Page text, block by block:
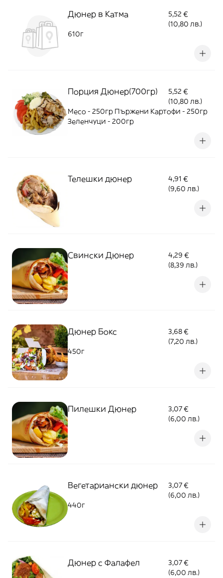
Дюнер в Катма
5,52 €
(10,80 лв.)
610г
Порция Дюнер(700гр)
5,52 €
(10,80 лв.)
Месо - 250гр Пържени Картофи - 250гр
Зеленчуци - 200гр
Телешки дюнер
4,91 €
(9,60 лв.)
Свински Дюнер
4,29 €
(8,39 лв.)
Дюнер Бокс
3,68 €
(7,20 лв.)
450г
Пилешки Дюнер
3,07 €
(6,00 лв.)
Вегетариански дюнер
3,07 €
(6,00 лв.)
440г
Дюнер с Фалафел
3,07 €
(6,00 лв.)